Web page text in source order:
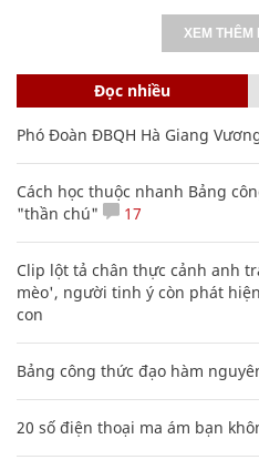
XEM THÊM
Đọc nhiều
Phó Đoàn ĐBQH Hà Giang
Cách học thuộc nhanh Bảng
"thần chú"
17
Clip lột tả chân thực cảnh anh
mèo', người tinh ý còn phát
con
Bảng công thức đạo hàm
20 số điện thoại ma ám bạn